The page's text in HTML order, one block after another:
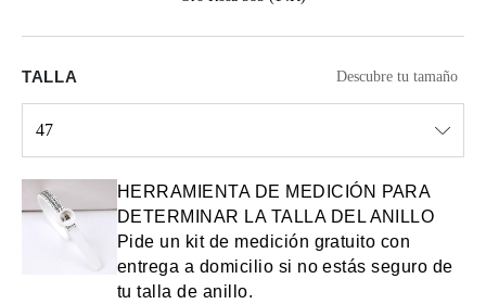
TALLA Descubre tu tamaño
47
HERRAMIENTA DE MEDICIÓN PARA
DETERMINAR LA TALLA DEL ANILLO
Pide un kit de medición gratuito con
entrega a domicilio si no estás seguro de
tu talla de anillo.